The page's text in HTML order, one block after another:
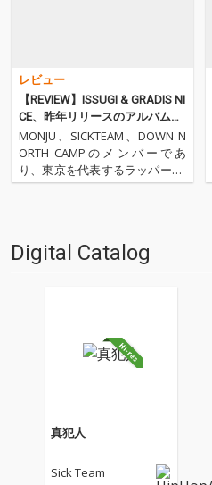
レビュー
【REVIEW】ISSUGI & GRADIS NI
CE、昨年リリースのアルバム
『DAY and NITE』のリミックス
盤をリリース!!
MONJU、SICKTEAM、DOWN N
ORTH CAMPのメンバーであ
り、東京を代表するラッパー、I
SSUGI。そしてニューヨーク・
Digital Catalog
真犯人
Sick Team